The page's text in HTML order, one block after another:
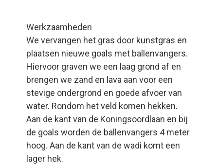
Werkzaamheden
We vervangen het gras door kunstgras en
plaatsen nieuwe goals met ballenvangers.
Hiervoor graven we een laag grond af en
brengen we zand en lava aan voor een
stevige ondergrond en goede afvoer van
water. Rondom het veld komen hekken.
Aan de kant van de Koningsoordlaan en bij
de goals worden de ballenvangers 4 meter
hoog. Aan de kant van de wadi komt een
lager hek.